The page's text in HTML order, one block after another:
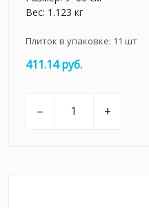
Вес: 1.123 кг
Плиток в упаковке: 11 шт
411.14 руб.
– +